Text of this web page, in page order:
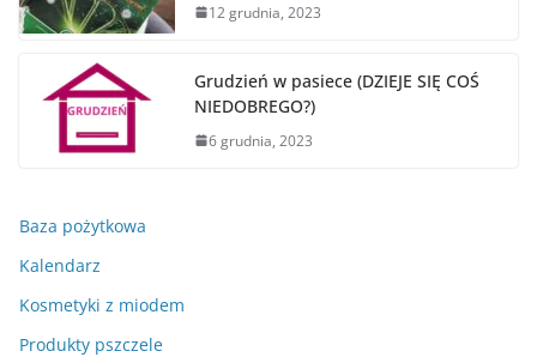
12 grudnia, 2023
Grudzień w pasiece (DZIEJE SIĘ COŚ
NIEDOBREGO?)
6 grudnia, 2023
Baza pożytkowa
Kalendarz
Kosmetyki z miodem
Produkty pszczele